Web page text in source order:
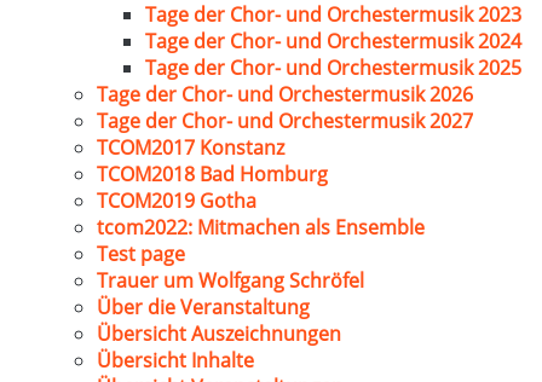
Tage der Chor- und Orchestermusik 2023
Tage der Chor- und Orchestermusik 2024
Tage der Chor- und Orchestermusik 2025
Tage der Chor- und Orchestermusik 2026
Tage der Chor- und Orchestermusik 2027
TCOM2017 Konstanz
TCOM2018 Bad Homburg
TCOM2019 Gotha
tcom2022: Mitmachen als Ensemble
Test page
Trauer um Wolfgang Schröfel
Über die Veranstaltung
Übersicht Auszeichnungen
Übersicht Inhalte